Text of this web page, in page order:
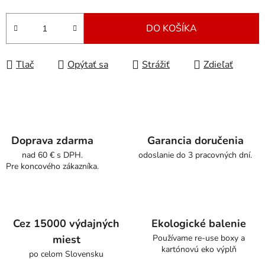
Jednotková cena:
DO KOŠÍKA
Tlač Opýtať sa Strážiť Zdieľať
Doprava zdarma
nad 60 € s DPH.
Pre koncového zákazníka.
Garancia doručenia
odoslanie do 3 pracovných dní.
Cez 15000 výdajných
miest
po celom Slovensku
Ekologické balenie
Používame re-use boxy a
kartónovú eko výplň